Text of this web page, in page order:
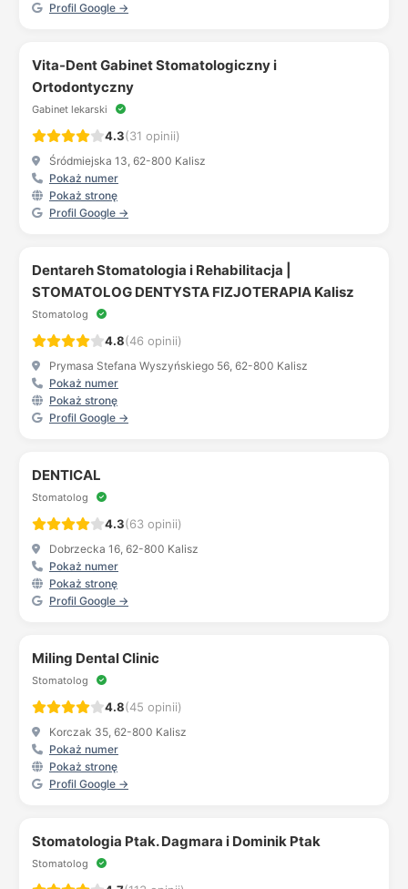
Profil Google →
Vita-Dent Gabinet Stomatologiczny i
Ortodontyczny
Gabinet lekarski
4.3(31 opinii)
Śródmiejska 13, 62-800 Kalisz
Pokaż numer
Pokaż stronę
Profil Google →
Dentareh Stomatologia i Rehabilitacja |
STOMATOLOG DENTYSTA FIZJOTERAPIA Kalisz
Stomatolog
4.8(46 opinii)
Prymasa Stefana Wyszyńskiego 56, 62-800 Kalisz
Pokaż numer
Pokaż stronę
Profil Google →
DENTICAL
Stomatolog
4.3(63 opinii)
Dobrzecka 16, 62-800 Kalisz
Pokaż numer
Pokaż stronę
Profil Google →
Miling Dental Clinic
Stomatolog
4.8(45 opinii)
Korczak 35, 62-800 Kalisz
Pokaż numer
Pokaż stronę
Profil Google →
Stomatologia Ptak. Dagmara i Dominik Ptak
Stomatolog